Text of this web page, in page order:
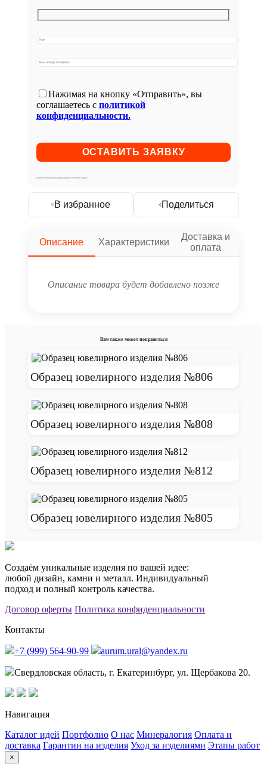
Нажимая на кнопку «Отправить», вы
соглашаетесь с политикой
конфиденциальности.
Мы не передаём ваши данные третьим лицам
В избранное Поделиться
Описание Характеристики
Доставка и
оплата
Описание товара будет добавлено позже
Вам также может понравиться
Образец ювелирного изделия №806
Образец ювелирного изделия №808
Образец ювелирного изделия №812
Образец ювелирного изделия №805
Создаём уникальные изделия по вашей идее:
любой дизайн, камни и металл. Индивидуальный
подход и полный контроль качества.
Договор оферты Политика конфиденциальности
Контакты
+7 (999) 564-90-99 aurum.ural@yandex.ru
Свердловская область, г. Екатеринбург, ул. Щербакова 20.
Навигация
Каталог идей Портфолио О нас Минералогия Оплата и
доставка Гарантии на изделия Уход за изделиями Этапы работ
×